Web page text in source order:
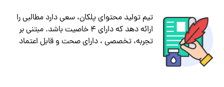
تیم تولید محتوای پلکان، سعی دارد مطالبی را
ارائه دهد که دارای ۴ خاصیت باشد. مبتنی بر
تجربه، تخصصی ، دارای صحت و قابل اعتماد